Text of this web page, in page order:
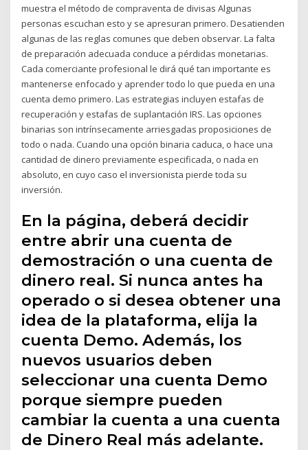
muestra el método de compraventa de divisas Algunas
personas escuchan esto y se apresuran primero. Desatienden
algunas de las reglas comunes que deben observar. La falta
de preparación adecuada conduce a pérdidas monetarias.
Cada comerciante profesional le dirá qué tan importante es
mantenerse enfocado y aprender todo lo que pueda en una
cuenta demo primero. Las estrategias incluyen estafas de
recuperación y estafas de suplantación IRS. Las opciones
binarias son intrínsecamente arriesgadas proposiciones de
todo o nada. Cuando una opción binaria caduca, o hace una
cantidad de dinero previamente especificada, o nada en
absoluto, en cuyo caso el inversionista pierde toda su
inversión.
En la página, deberá decidir
entre abrir una cuenta de
demostración o una cuenta de
dinero real. Si nunca antes ha
operado o si desea obtener una
idea de la plataforma, elija la
cuenta Demo. Además, los
nuevos usuarios deben
seleccionar una cuenta Demo
porque siempre pueden
cambiar la cuenta a una cuenta
de Dinero Real más adelante.